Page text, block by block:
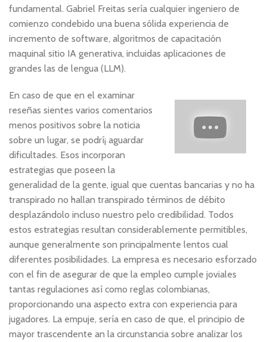
fundamental. Gabriel Freitas serí­a cualquier ingeniero de
comienzo condebido una buena sólida experiencia de
incremento de software, algoritmos de capacitación
maquinal sitio IA generativa, incluidas aplicaciones de
grandes las de lengua (LLM).
En caso de que en el examinar
reseñas sientes varios comentarios
menos positivos sobre la noticia
sobre un lugar, se podrí¡ aguardar
dificultades. Esos incorporan
estrategias que poseen la
generalidad de la gente, igual que cuentas bancarias y no ha
transpirado no hallan transpirado términos de débito
desplazándolo incluso nuestro pelo credibilidad. Todos
estos estrategias resultan considerablemente permitibles,
aunque generalmente son principalmente lentos cual
diferentes posibilidades. La empresa es necesario esforzado
con el fin de asegurar de que la empleo cumple joviales
tantas regulaciones así­ como reglas colombianas,
proporcionando una aspecto extra con experiencia para
jugadores. La empuje, serí­a en caso de que, el principio de
mayor trascendente an la circunstancia sobre analizar los